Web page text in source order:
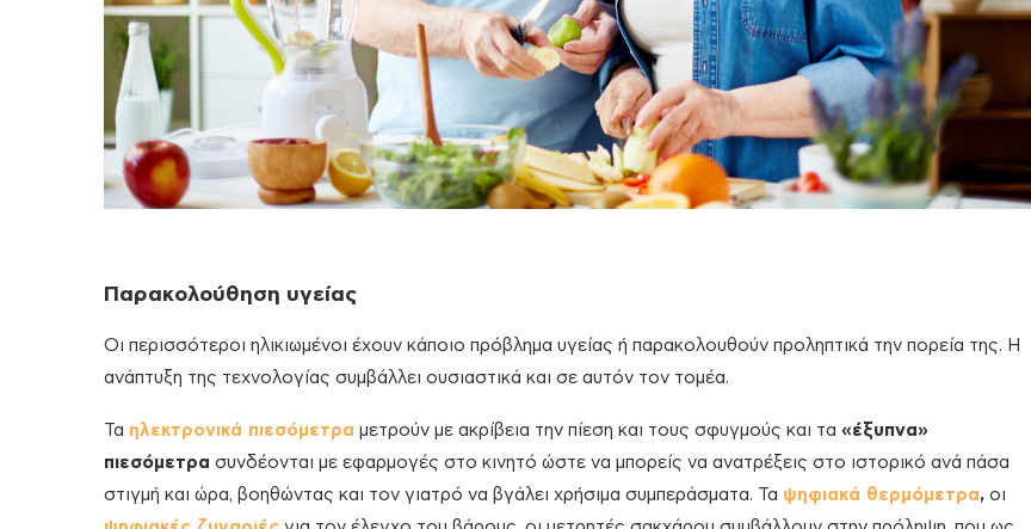
Παρακολούθηση υγείας
Οι περισσότεροι ηλικιωμένοι έχουν κάποιο πρόβλημα υγείας ή παρακολουθούν προληπτικά την πορεία της. Η
ανάπτυξη της τεχνολογίας συμβάλλει ουσιαστικά και σε αυτόν τον τομέα.
Τα ηλεκτρονικά πιεσόμετρα μετρούν με ακρίβεια την πίεση και τους σφυγμούς και τα «έξυπνα»
πιεσόμετρα συνδέονται με εφαρμογές στο κινητό ώστε να μπορείς να ανατρέξεις στο ιστορικό ανά πάσα
στιγμή και ώρα, βοηθώντας και τον γιατρό να βγάλει χρήσιμα συμπεράσματα. Τα ψηφιακά θερμόμετρα, οι